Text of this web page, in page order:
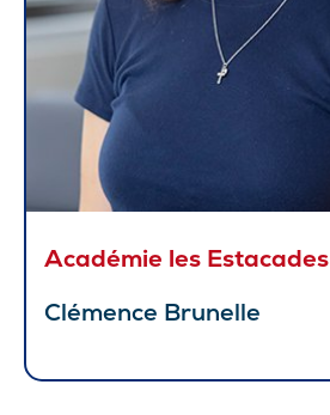
Académie les Estacades
Clémence Brunelle